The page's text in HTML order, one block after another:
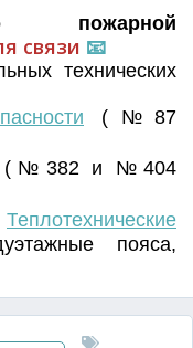
связи 📧
технических
(№87
и №404
Теплотехнические
пояса,